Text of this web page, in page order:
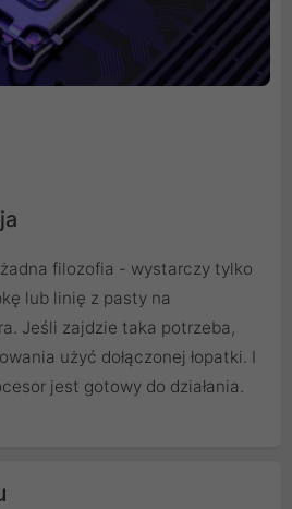
filozofia - wystarczy tylko
lub linię z pasty na
Jeśli zajdzie taka potrzeba,
użyć dołączonej łopatki. I
jest gotowy do działania.